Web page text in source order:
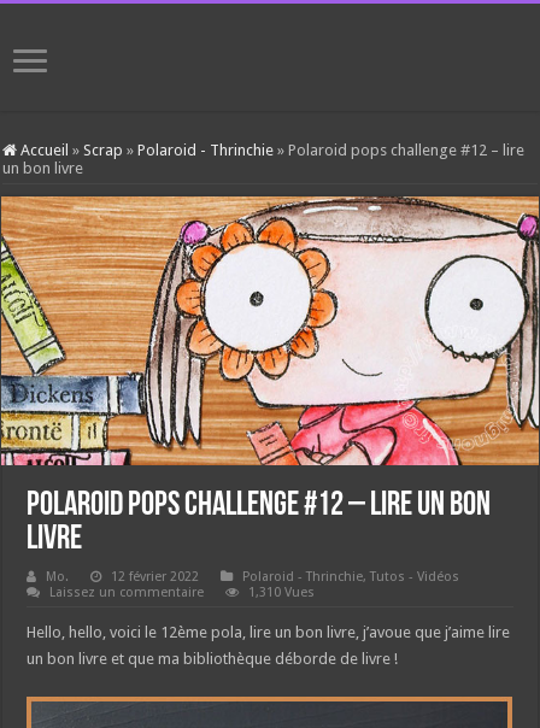
Accueil » Scrap » Polaroid - Thrinchie » Polaroid pops challenge #12 – lire
un bon livre
Polaroid pops challenge #12 – lire un bon
livre
Mo. 12 février 2022 Polaroid - Thrinchie,Tutos - Vidéos
Laissez un commentaire
1,310 Vues
Hello, hello, voici le 12ème pola, lire un bon livre, j’avoue que j’aime lire
un bon livre et que ma bibliothèque déborde de livre !